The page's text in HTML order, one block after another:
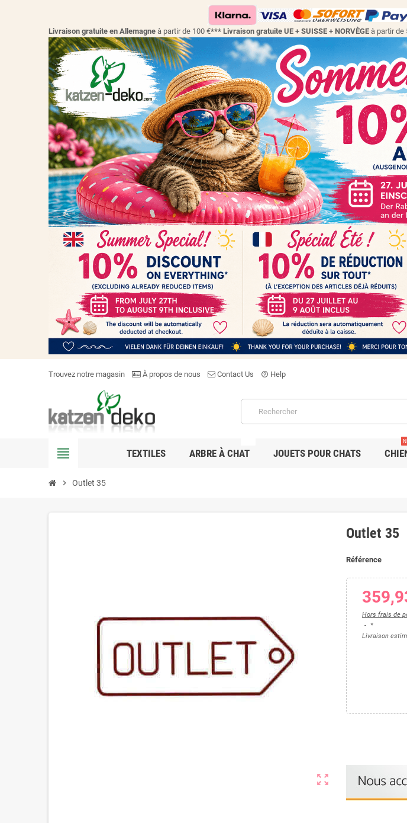
Livraison gratuite en Allemagne à partir de 100 €*** Livraison gratuite UE + SUISSE + NORVÈGE à partir de
Trouvez notre magasin À propos de nous Contact Us help_outline Help
view_headline TEXTILES ARBRE À CHAT JOUETS POUR CHATS
chevron_right Outlet 35
zoom_out_map
Outlet 35
Référence
Hors frais de
*
Livraison